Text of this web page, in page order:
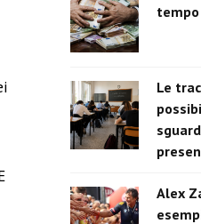
Le
Alex